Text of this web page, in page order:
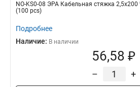
NO-KS0-08 ЭРА Кабельная стяжка
(100 pcs)
Подробнее
Наличие: В наличии
56,58 ₽
– +